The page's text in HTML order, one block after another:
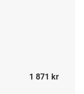
1 871 kr